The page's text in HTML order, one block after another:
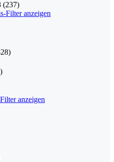
(237)
Filter anzeigen
anzeigen